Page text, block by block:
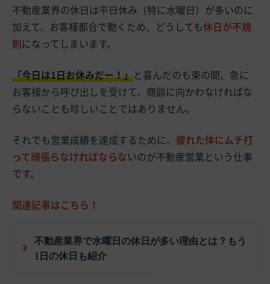
不動産業界の休日は平日休み（特に水曜日）が多いのに
加えて、お客様都合で動くため、どうしても休日が不規
則になってしまいます。
「今日は1日お休みだー！」と喜んだのも束の間、急に
お客様から呼び出しを受けて、商談に向かわなければな
らないことも珍しいことではありません。
それでも営業成績を達成するために、 疲れた体にムチ打
って頑張らなければならないのが不動産営業という仕事
です。
関連記事はこちら！
不動産業界で水曜日の休日が多い理由とは？もう
1日の休日も紹介